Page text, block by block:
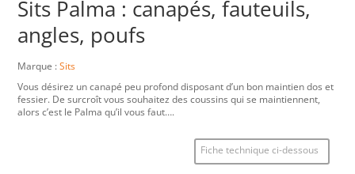
Sits Palma : canapés, fauteuils,
angles, poufs
Marque :Sits
Vous désirez un canapé peu profond disposant d’un bon maintien dos et
fessier. De surcroît vous souhaitez des coussins qui se maintiennent,
alors c’est le Palma qu’il vous faut….
Fiche technique ci-dessous